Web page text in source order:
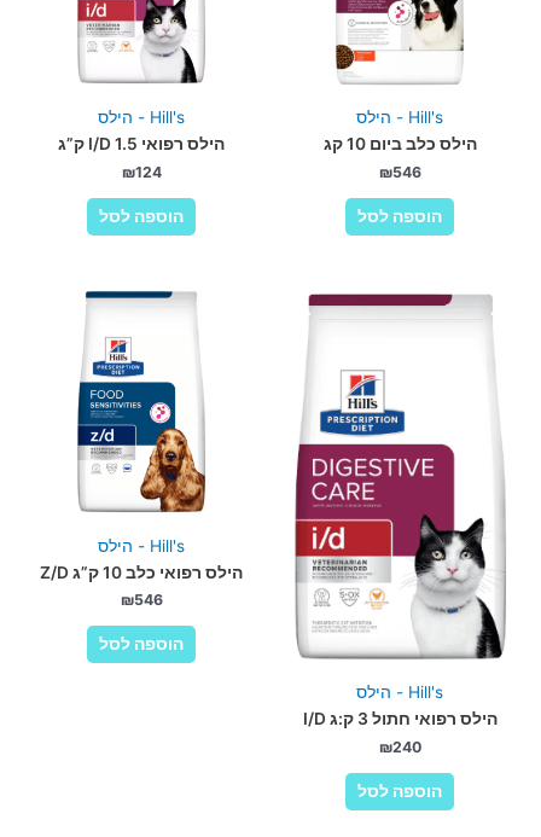
Hill's - הילס
הילס כלב ביום 10 קג
₪546
הוספה לסל
Hill's - הילס
הילס רפואי I/D 1.5 ק”ג
₪124
הוספה לסל
Hill's - הילס
הילס רפואי חתול 3 ק:ג I/D
₪240
הוספה לסל
Hill's - הילס
הילס רפואי כלב 10 ק”ג Z/D
₪546
הוספה לסל